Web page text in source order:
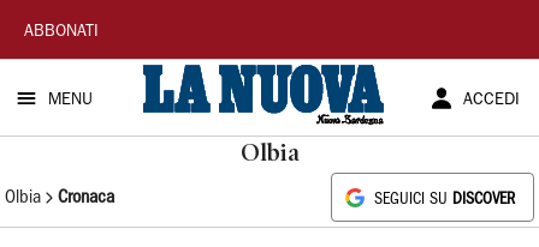
La
Nuova
Sardegna
ABBONATI
MENU ACCEDI
Olbia
Olbia Cronaca SEGUICI SU DISCOVER